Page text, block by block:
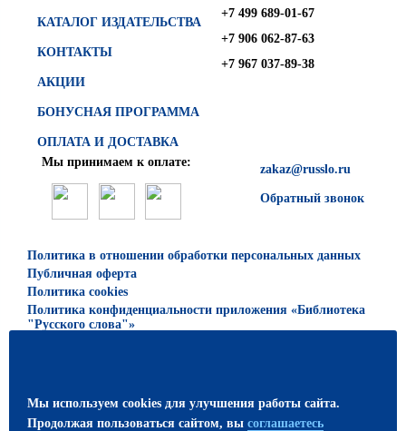
КАТАЛОГ ИЗДАТЕЛЬСТВА
КОНТАКТЫ
АКЦИИ
БОНУСНАЯ ПРОГРАММА
ОПЛАТА И ДОСТАВКА
+7 499 689-01-67
+7 906 062-87-63
+7 967 037-89-38
zakaz@russlo.ru
Обратный звонок
Мы принимаем к оплате:
Политика в отношении обработки персональных данных
Публичная оферта
Политика cookies
Политика конфиденциальности приложения «Библиотека
"Русского слова"»
возможно только с письменного разрешения
издательства.
Мы используем cookies для улучшения работы сайта.
Продолжая пользоваться сайтом, вы соглашаетесь